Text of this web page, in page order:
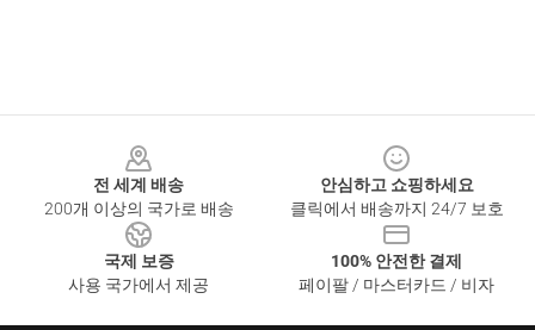
전 세계 배송
200개 이상의 국가로 배송
안심하고 쇼핑하세요
클릭에서 배송까지 24/7 보호
국제 보증
사용 국가에서 제공
100% 안전한 결제
페이팔 / 마스터카드 / 비자